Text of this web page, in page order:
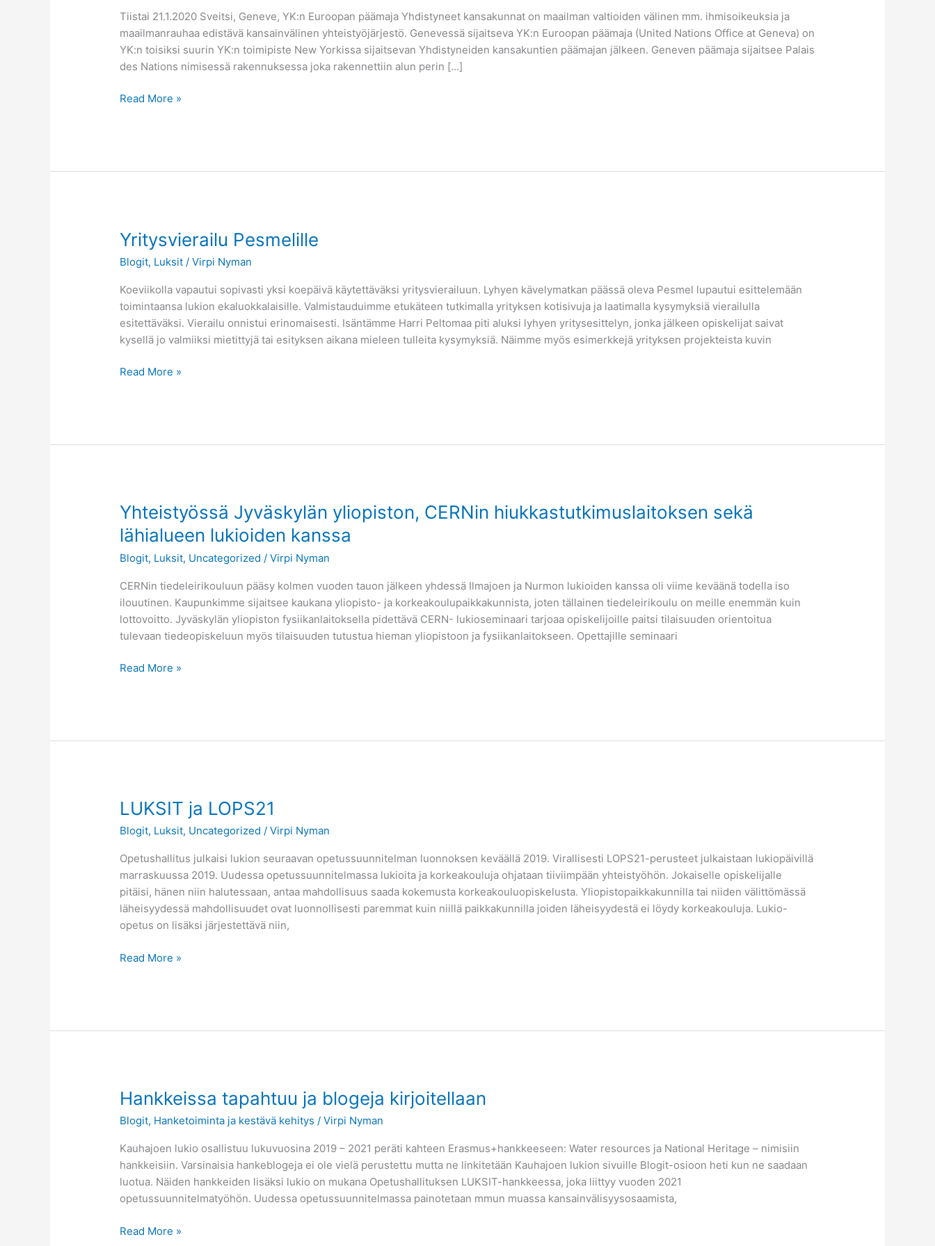
Tiistai 21.1.2020 Sveitsi, Geneve, YK:n Euroopan päämaja Yhdistyneet kansakunnat on maailman valtioiden välinen mm. ihmisoikeuksia ja
maailmanrauhaa edistävä kansainvälinen yhteistyöjärjestö. Genevessä sijaitseva YK:n Euroopan päämaja (United Nations Office at Geneva) on
YK:n toisiksi suurin YK:n toimipiste New Yorkissa sijaitsevan Yhdistyneiden kansakuntien päämajan jälkeen. Geneven päämaja sijaitsee Palais
des Nations nimisessä rakennuksessa joka rakennettiin alun perin […]
tiistai
Read More »
Yritysvierailu Pesmelille
Blogit, Luksit /Virpi Nyman
Koeviikolla vapautui sopivasti yksi koepäivä käytettäväksi yritysvierailuun. Lyhyen kävelymatkan päässä oleva Pesmel lupautui esittelemään
toimintaansa lukion ekaluokkalaisille. Valmistauduimme etukäteen tutkimalla yrityksen kotisivuja ja laatimalla kysymyksiä vierailulla
esitettäväksi. Vierailu onnistui erinomaisesti. Isäntämme Harri Peltomaa piti aluksi lyhyen yritysesittelyn, jonka jälkeen opiskelijat saivat
kysellä jo valmiiksi mietittyjä tai esityksen aikana mieleen tulleita kysymyksiä. Näimme myös esimerkkejä yrityksen projekteista kuvin
Yritysvierailu
Pesmelille
Read More »
Yhteistyössä Jyväskylän yliopiston, CERNin hiukkastutkimuslaitoksen sekä
lähialueen lukioiden kanssa
Blogit, Luksit, Uncategorized /Virpi Nyman
CERNin tiedeleirikouluun pääsy kolmen vuoden tauon jälkeen yhdessä Ilmajoen ja Nurmon lukioiden kanssa oli viime keväänä todella iso
ilouutinen. Kaupunkimme sijaitsee kaukana yliopisto- ja korkeakoulupaikkakunnista, joten tällainen tiedeleirikoulu on meille enemmän kuin
lottovoitto. Jyväskylän yliopiston fysiikanlaitoksella pidettävä CERN- lukioseminaari tarjoaa opiskelijoille paitsi tilaisuuden orientoitua
tulevaan tiedeopiskeluun myös tilaisuuden tutustua hieman yliopistoon ja fysiikanlaitokseen. Opettajille seminaari
Yhteistyössä
Jyväskylän
yliopiston,
CERNin
sekä
lähialueen
lukioiden
kanssa
Read More »
LUKSIT ja LOPS21
Blogit, Luksit, Uncategorized /Virpi Nyman
Opetushallitus julkaisi lukion seuraavan opetussuunnitelman luonnoksen keväällä 2019. Virallisesti LOPS21-perusteet julkaistaan lukiopäivillä
marraskuussa 2019. Uudessa opetussuunnitelmassa lukioita ja korkeakouluja ohjataan tiiviimpään yhteistyöhön. Jokaiselle opiskelijalle
pitäisi, hänen niin halutessaan, antaa mahdollisuus saada kokemusta korkeakouluopiskelusta. Yliopistopaikkakunnilla tai niiden välittömässä
läheisyydessä mahdollisuudet ovat luonnollisesti paremmat kuin niillä paikkakunnilla joiden läheisyydestä ei löydy korkeakouluja. Lukio-
opetus on lisäksi järjestettävä niin,
LUKSIT
LOPS21
Read More »
Hankkeissa tapahtuu ja blogeja kirjoitellaan
Blogit, Hanketoiminta ja kestävä kehitys /Virpi Nyman
Kauhajoen lukio osallistuu lukuvuosina 2019 – 2021 peräti kahteen Erasmus+hankkeeseen: Water resources ja National Heritage – nimisiin
hankkeisiin. Varsinaisia hankeblogeja ei ole vielä perustettu mutta ne linkitetään Kauhajoen lukion sivuille Blogit-osioon heti kun ne saadaan
luotua. Näiden hankkeiden lisäksi lukio on mukana Opetushallituksen LUKSIT-hankkeessa, joka liittyy vuoden 2021
opetussuunnitelmatyöhön. Uudessa opetussuunnitelmassa painotetaan mmun muassa kansainvälisyysosaamista,
Hankkeissa
ja
blogeja
kirjoitellaan
Read More »